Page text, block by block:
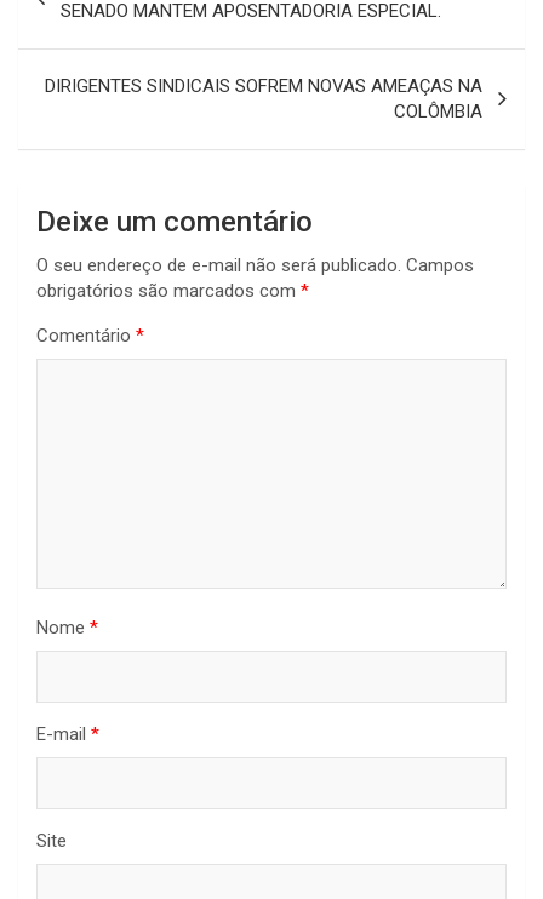
Post
SENADO MANTEM APOSENTADORIA ESPECIAL.
DIRIGENTES SINDICAIS SOFREM NOVAS AMEAÇAS NA
COLÔMBIA
Deixe um comentário
O seu endereço de e-mail não será publicado. Campos
obrigatórios são marcados com *
Comentário *
Nome *
E-mail *
Site